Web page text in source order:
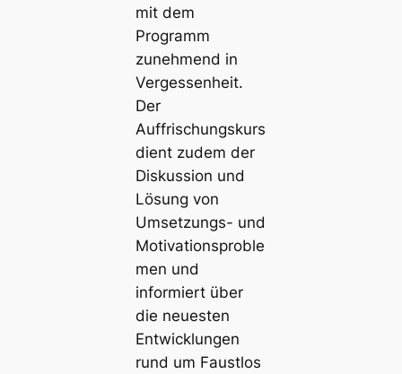
mit dem
Programm
zunehmend in
Vergessenheit.
Der
Auffrischungskurs
dient zudem der
Diskussion und
Lösung von
Umsetzungs- und
Motivationsproble
men und
informiert über
die neuesten
Entwicklungen
rund um Faustlos